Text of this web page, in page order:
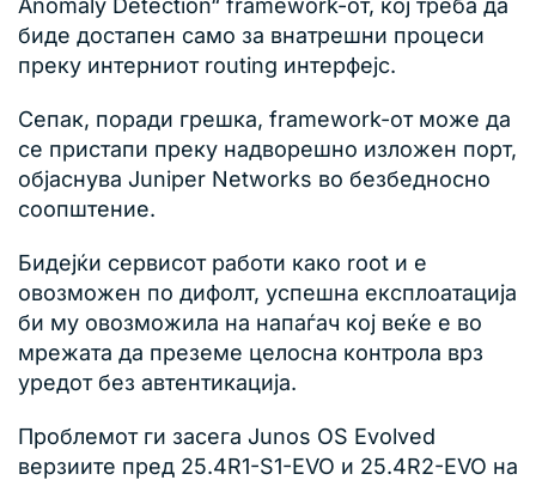
Anomaly Detection“ framework-от, кој треба да
биде достапен само за внатрешни процеси
преку интерниот routing интерфејс.
Сепак, поради грешка, framework-от може да
се пристапи преку надворешно изложен порт,
објаснува Juniper Networks во безбедносно
соопштение.
Бидејќи сервисот работи како root и е
овозможен по дифолт, успешна експлоатација
би му овозможила на напаѓач кој веќе е во
мрежата да преземе целосна контрола врз
уредот без автентикација.
Проблемот ги засега Junos OS Evolved
верзиите пред 25.4R1-S1-EVO и 25.4R2-EVO на